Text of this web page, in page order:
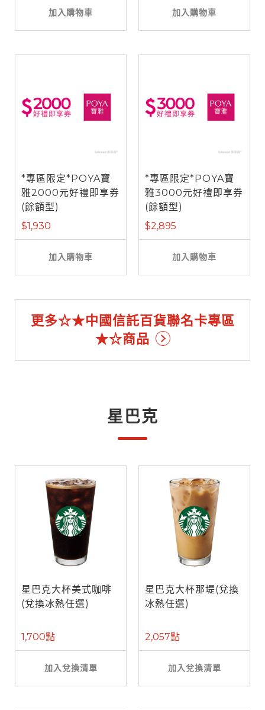
加入購物車 加入購物車
*專區限定*POYA寶
雅2000元好禮即享券
(餘額型)
$1,930
加入購物車
*專區限定*POYA寶
雅3000元好禮即享券
(餘額型)
$2,895
加入購物車
更多☆★中國信託百貨聯名卡專區
★☆商品
星巴克
星巴克大杯美式咖啡
(兌換冰熱任選)
1,700點
加入兌換清單
星巴克大杯那堤(兌換
冰熱任選)
2,057點
加入兌換清單